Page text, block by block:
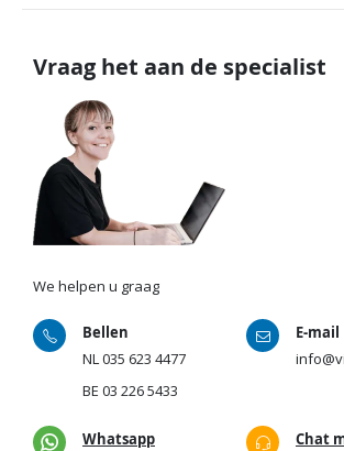
Vraag het aan de specialist
We helpen u graag
Bellen
NL035 623 4477
BE 03 226 5433
E-mail
Whatsapp Chat